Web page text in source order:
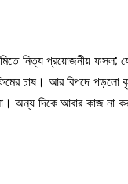
নিত্য প্রয়োজনীয় ফসল;
চাষ। আর বিপদে
অন্য দিকে আবার কাজ না